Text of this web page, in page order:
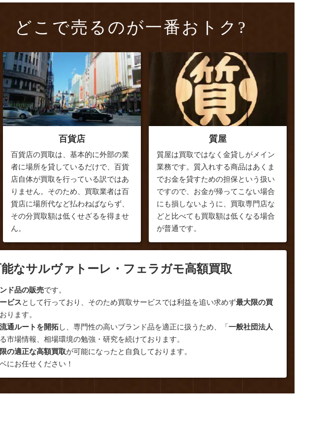
どこで売るのが一番おトク?
百貨店
百貨店の買取は、基本的に外部の業
者に場所を貸しているだけで、百貨
店自体が買取を行っている訳ではあ
りません。そのため、買取業者は百
貨店に場所代など払わねばならず、
その分買取額は低くせざるを得ませ
ん。
質屋
質屋は買取ではなく金貸しがメイン
業務です。質入れする商品はあくま
でお金を貸すための担保という扱い
ですので、お金が帰ってこない場合
にも損しないように、買取専門店な
どと比べても買取額は低くなる場合
が普通です。
なサルヴァトーレ・フェラガモ高額買取
ド品の販売です。
ビスとして行っており、そのため買取サービスでは利益を追い求めず最大限の買
ります。
通ルートを開拓し、専門性の高いブランド品を適正に扱うため、「一般社団法人
市場情報、相場環境の勉強・研究を続けております。
の適正な高額買取が可能になったと自負しております。
にお任せください！